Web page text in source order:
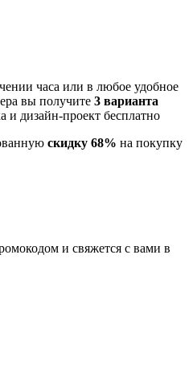
часа или в любое удобное
вы получите 3 варианта
и дизайн-проект бесплатно
скидку 68% на покупку
и свяжется с вами в